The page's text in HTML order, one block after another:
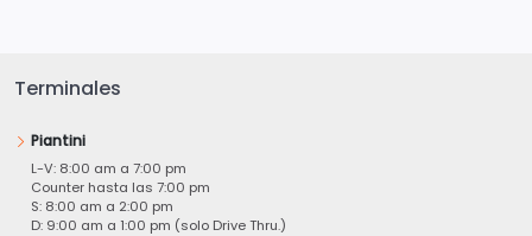
Terminales
Piantini
L-V: 8:00 am a 7:00 pm
Counter hasta las 7:00 pm
S: 8:00 am a 2:00 pm
D: 9:00 am a 1:00 pm (solo Drive Thru.)